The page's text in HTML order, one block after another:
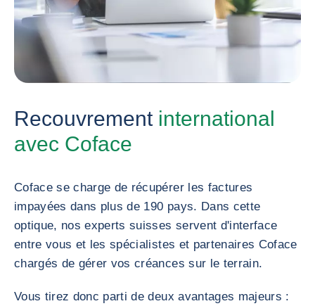
Recouvrement international
avec Coface
Coface se charge de récupérer les factures
impayées dans plus de 190 pays. Dans cette
optique, nos experts suisses servent d'interface
entre vous et les spécialistes et partenaires Coface
chargés de gérer vos créances sur le terrain.
Vous tirez donc parti de deux avantages majeurs :